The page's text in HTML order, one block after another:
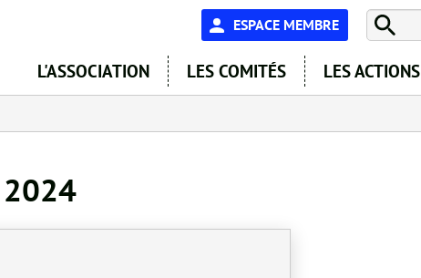
principal
En-
tête
-
Espace
ESPACE MEMBRE
L'ASSOCIATION LES COMITÉS LES ACTIONS
2024